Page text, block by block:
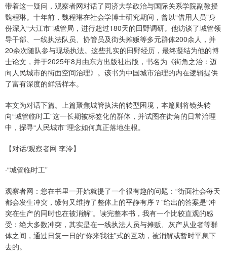
带着这一疑问，观察者网对话了同济大学政治与国际关系学院副教授
魏程琳。十年前，魏程琳在社会学博士研究期间，曾以“借用人员”身
份深入“大江市”城管局，进行超过180天的田野调研。他访谈了城管领
导干部、一线执法队员、协管员及街头摊贩等多元群体200余人，并
20余次随队参与现场执法。这些扎实的田野经历，最终凝结为他的博
士论文，并于2025年8月由东方出版社出版，书名为《街角之治：迈
向人民城市的街面空间治理》。该书为中国城市治理的内在逻辑提供
了富有深度的鲜活样本。
本文为对话下篇。上篇聚焦城管执法的转型困境，本篇则将镜头转
向“城管临时工”这一长期被标签化的群体，并试图在街角的日常治理
中，探寻“人民城市”理念如何真正落地生根。
【对话/观察者网 李泠】
·“城管临时工”
观察者网：您在书里一开始就提了一个很有趣的问题：“街面社会每天
都会发生冲突，缘何又维持了整体上的平静有序？”给出的答案是“冲
突在生产的同时也在被消解”。读完整本书，我有一个比较直观的感
受：绝大多数冲突，其实是在一线执法人员与摊贩、灰产从业者等群
体之间，通过日复一日的“你来我往”式的互动，被消解或暂时平息下
去的。